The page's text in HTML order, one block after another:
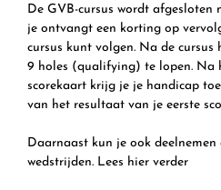
De GVB-cursus wordt afgesloten
je ontvangt een korting op
cursus kunt volgen. Na de cursus
9 holes (qualifying) te lopen. Na
scorekaart krijg je je handicap
van het resultaat van je eerste
Daarnaast kun je ook
wedstrijden. Lees hier verder